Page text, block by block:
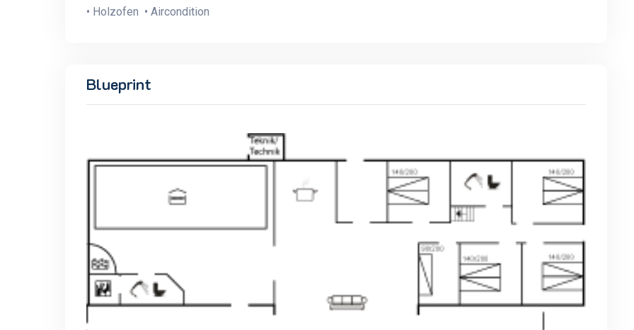
• Holzofen • Aircondition
Blueprint